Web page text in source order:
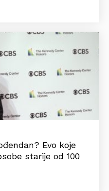
Evo koje
starije od 100